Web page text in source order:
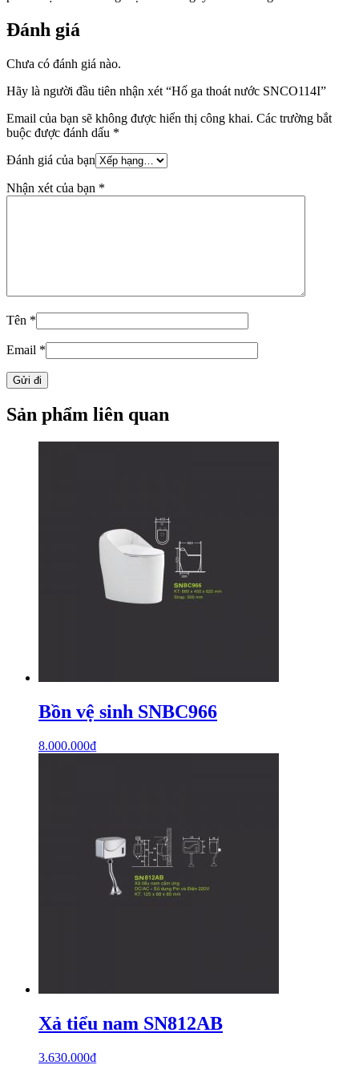
Đánh giá
Chưa có đánh giá nào.
Hãy là người đầu tiên nhận xét “Hố ga thoát nước SNCO114I”
Email của bạn sẽ không được hiển thị công khai. Các trường bắt
buộc được đánh dấu *
Đánh giá của bạn
Nhận xét của bạn *
Tên *
Email *
Sản phẩm liên quan
Bồn vệ sinh SNBC966
8.000.000₫
Xả tiểu nam SN812AB
3.630.000₫